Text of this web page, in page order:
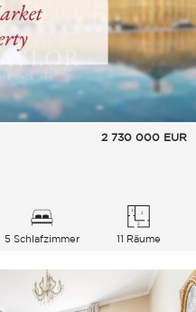
2 730 000 EUR
5 Schlafzimmer 11 Räume